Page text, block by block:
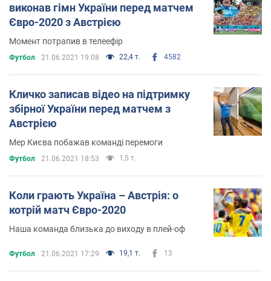
виконав гімн України перед матчем
Євро-2020 з Австрією
Момент потрапив в телеефір
Футбол 21.06.2021 19:08 22,4 т. 4582
Кличко записав відео на підтримку
збірної України перед матчем з
Австрією
Мер Києва побажав команді перемоги
Футбол 21.06.2021 18:53 1,5 т.
Коли грають Україна – Австрія: о
котрій матч Євро-2020
Наша команда близька до виходу в плей-оф
Футбол 21.06.2021 17:29 19,1 т. 13